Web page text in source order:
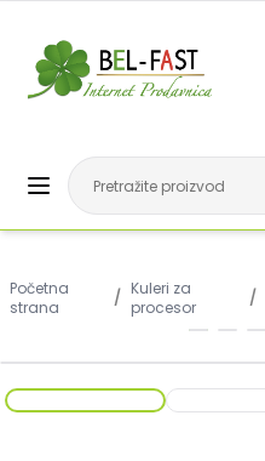
Početna
strana
/ Kuleri za
procesor
/